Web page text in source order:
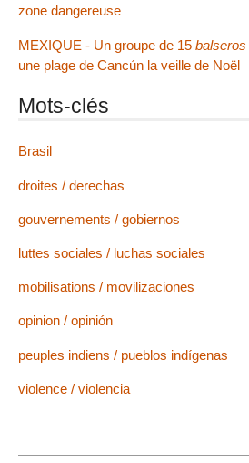
zone dangereuse
MEXIQUE - Un groupe de 15 balseros
une plage de Cancún la veille de Noël
Mots-clés
Brasil
droites / derechas
gouvernements / gobiernos
luttes sociales / luchas sociales
mobilisations / movilizaciones
opinion / opinión
peuples indiens / pueblos indígenas
violence / violencia